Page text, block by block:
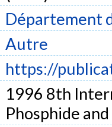
Département
Autre
https://
1996 8th
Phosphide